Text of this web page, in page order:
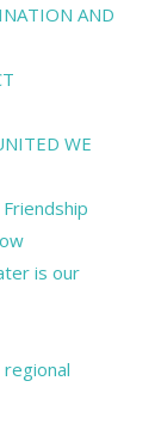
AND
WE
is our